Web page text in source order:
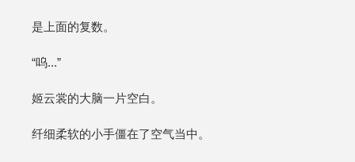
是上面的复数。
“呜...”
姬云裳的大脑一片空白。
纤细柔软的小手僵在了空气当中。